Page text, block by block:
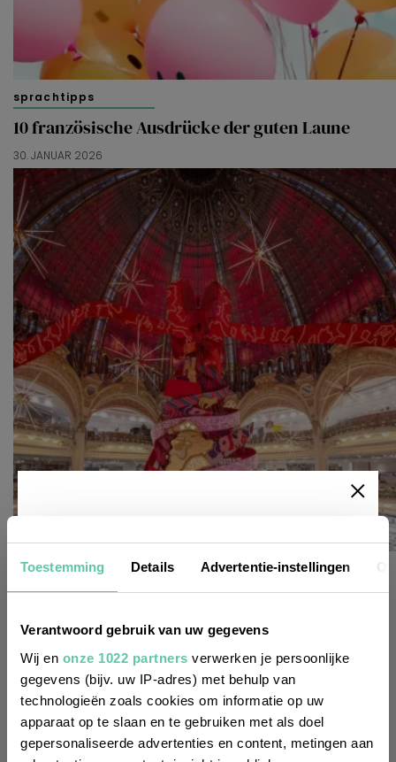
Toestemming Details Advertentie-instellingen
Verantwoord gebruik van uw gegevens
Wij en onze 1022 partners verwerken je persoonlijke
gegevens (bijv. uw IP-adres) met behulp van
technologieën zoals cookies om informatie op uw
apparaat op te slaan en te gebruiken met als doel
gepersonaliseerde advertenties en content, metingen aan
sprachtipps
10 französische Ausdrücke der guten Laune
30. JANUAR 2026
reise-inspiration
Vorhang auf: Weihnachts-Schaufenster in Paris
20. NOVEMBER 2025
Newsletter
regelmäßig über Trends, neue
Entdeckungen und Insider-Tipps für
Frankreich informiert werden? Dann
melde dich für unseren
zweiwöchentlichen Newsletter an. Im